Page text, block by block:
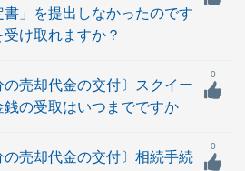
」を提出しなかったのです
け取れますか？
の売却代金の交付〕スクイー
銭の受取はいつまでですか
0
の売却代金の交付〕相続手続
0